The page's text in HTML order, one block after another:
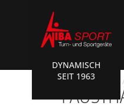
DYNAMISCH
SEIT 1963
HOME